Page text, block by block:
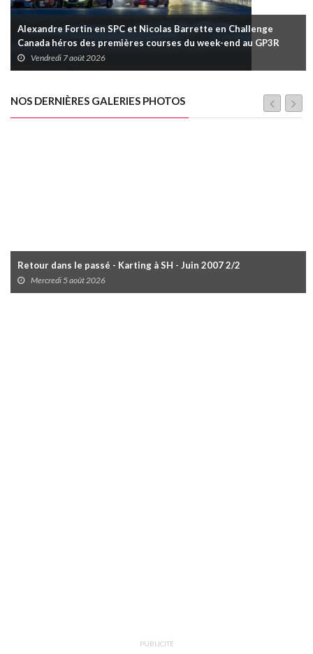
Alexandre Fortin en SPC et Nicolas Barrette en Challenge
Canada héros des premières courses du week-end au GP3R
Vendredi 7 août 2026
NOS DERNIÈRES GALERIES PHOTOS
Retour dans le passé - Karting à SH - Juin 2007 2/2
Mercredi 5 août 2026
PUBLICITÉ